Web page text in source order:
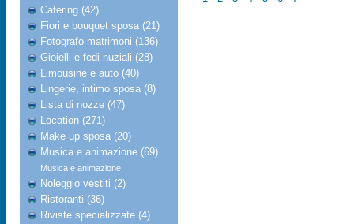
Catering (42)
Fiori e bouquet sposa (21)
Fotografo matrimoni (136)
Gioielli e fedi nuziali (28)
Limousine e auto (40)
Lingerie, intimo sposa (8)
Lista di nozze (47)
Location (271)
Make up sposa (20)
Musica e animazione (69)
Musica e animazione
Noleggio vestiti (2)
Ristoranti (36)
Riviste specializzate (4)